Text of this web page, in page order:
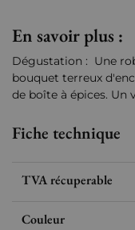
En savoir plus :
Dégustation : Une
bouquet terreux
de boîte à épices. Un
Fiche technique
TVA récuperable
Couleur